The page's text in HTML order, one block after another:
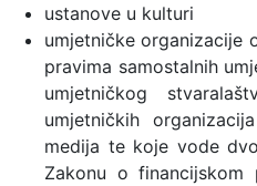
ustanove u kulturi
umjetničke organizacije
pravima samostalnih
umjetničkog
umjetničkih
medija te koje vode
Zakonu o financijskom